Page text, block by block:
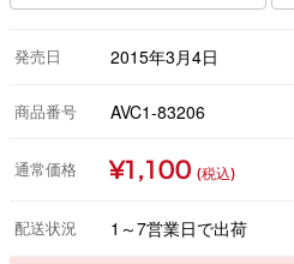
発売日 2015年3月4日
商品番号 AVC1-83206
通常価格 ¥1,100 (税込)
配送状況 1～7営業日で出荷